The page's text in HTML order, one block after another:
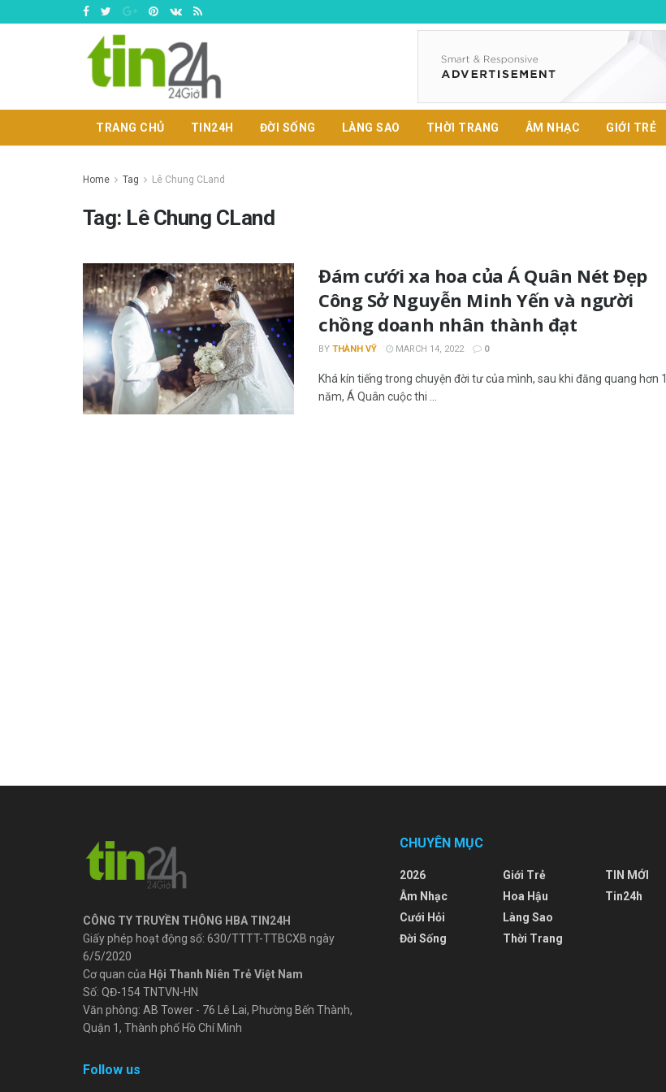
TRANG CHỦ TIN24H ĐỜI SỐNG LÀNG SAO THỜI TRANG ÂM NHẠC GIỚI TRẺ
Home Tag Lê Chung CLand
Tag: Lê Chung CLand
Đám cưới xa hoa của Á Quân Nét Đẹp
Công Sở Nguyễn Minh Yến và người
chồng doanh nhân thành đạt
BY THÀNH VỸ MARCH 14, 2022 0
Khá kín tiếng trong chuyện đời tư của mình, sau khi đăng quang hơn 1
năm, Á Quân cuộc thi ...
CÔNG TY TRUYỀN THÔNG HBA TIN24H
Giấy phép hoạt động số: 630/TTTT-TTBCXB ngày
6/5/2020
Cơ quan của Hội Thanh Niên Trẻ Việt Nam
Số: QĐ-154 TNTVN-HN
Văn phòng: AB Tower - 76 Lê Lai, Phường Bến Thành,
Quận 1, Thành phố Hồ Chí Minh
Follow us
CHUYÊN MỤC
2026
Âm Nhạc
Cưới Hỏi
Đời Sống
Giới Trẻ
Hoa Hậu
Làng Sao
Thời Trang
TIN MỚI
Tin24h